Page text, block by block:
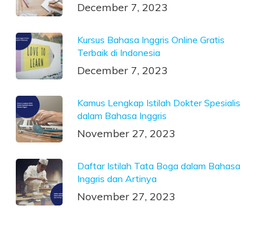
December 7, 2023
Kursus Bahasa Inggris Online Gratis
Terbaik di Indonesia
December 7, 2023
Kamus Lengkap Istilah Dokter Spesialis
dalam Bahasa Inggris
November 27, 2023
Daftar Istilah Tata Boga dalam Bahasa
Inggris dan Artinya
November 27, 2023